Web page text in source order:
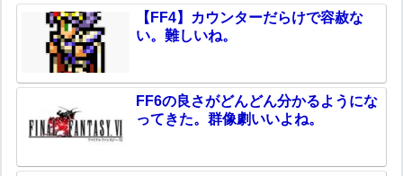
【FF4】カウンターだらけで容赦な
い。難しいね。
FF6の良さがどんどん分かるようにな
ってきた。群像劇いいよね。